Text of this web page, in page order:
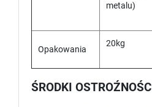
metalu)
Opakowania
20kg
ŚRODKI OSTROŹNOŚCI